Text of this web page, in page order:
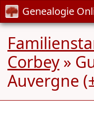
Genealogie
Corbey»
Auvergne